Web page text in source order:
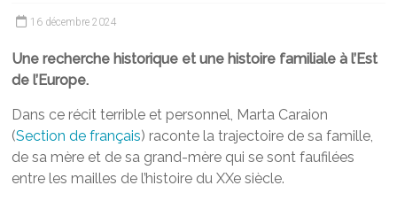
lettres
16 décembre 2024
Une recherche historique et une histoire familiale à l’Est
de l’Europe.
Dans ce récit terrible et personnel, Marta Caraion
(Section de français) raconte la trajectoire de sa famille,
de sa mère et de sa grand-mère qui se sont faufilées
entre les mailles de l’histoire du XXe siècle.